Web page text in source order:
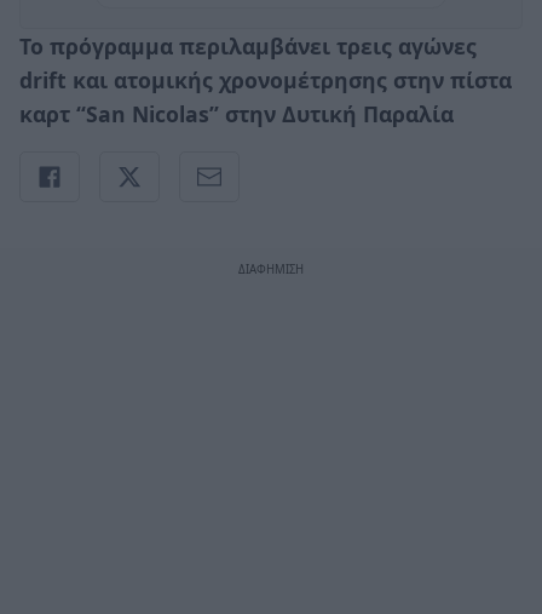
Το πρόγραμμα περιλαμβάνει τρεις αγώνες
drift και ατομικής χρονομέτρησης στην πίστα
καρτ “San Nicolas” στην Δυτική Παραλία